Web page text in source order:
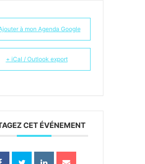
à mon Agenda Google
+ iCal / Outlook export
CET ÉVÉNEMENT